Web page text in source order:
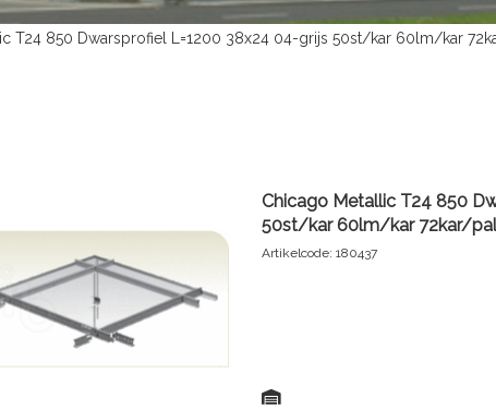
T24 850 Dwarsprofiel L=1200 38x24 04-grijs 50st/kar 60lm/kar
Chicago Metallic T24 850
50st/kar 60lm/kar 72kar/pal
Artikelcode: 180437